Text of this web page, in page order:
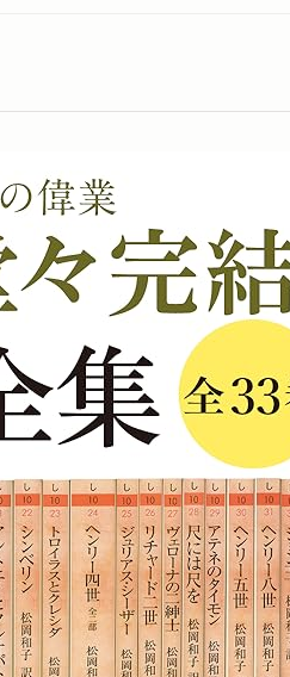
、あなたを 愛は壁を超える）
典の語り直し シェイクスピア
回菊池寛賞贈呈式」
阿川佐和子のこの人に会いた
門 松岡和子さん」